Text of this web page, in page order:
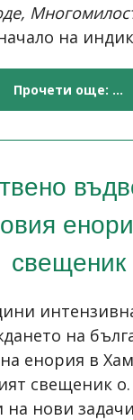
на
Прочети още: ...
свещеник
на
енория в
свещеник
на нови